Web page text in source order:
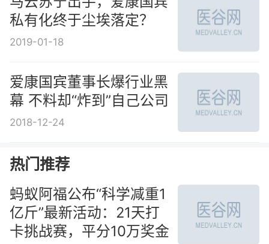
私有化终于尘埃落定？
2019-01-18
爱康国宾董事长爆行业黑
幕 不料却“炸到”自己公司
2018-12-24
热门推荐
蚂蚁阿福公布“科学减重1
亿斤”最新活动：21天打
卡挑战赛，平分10万奖金